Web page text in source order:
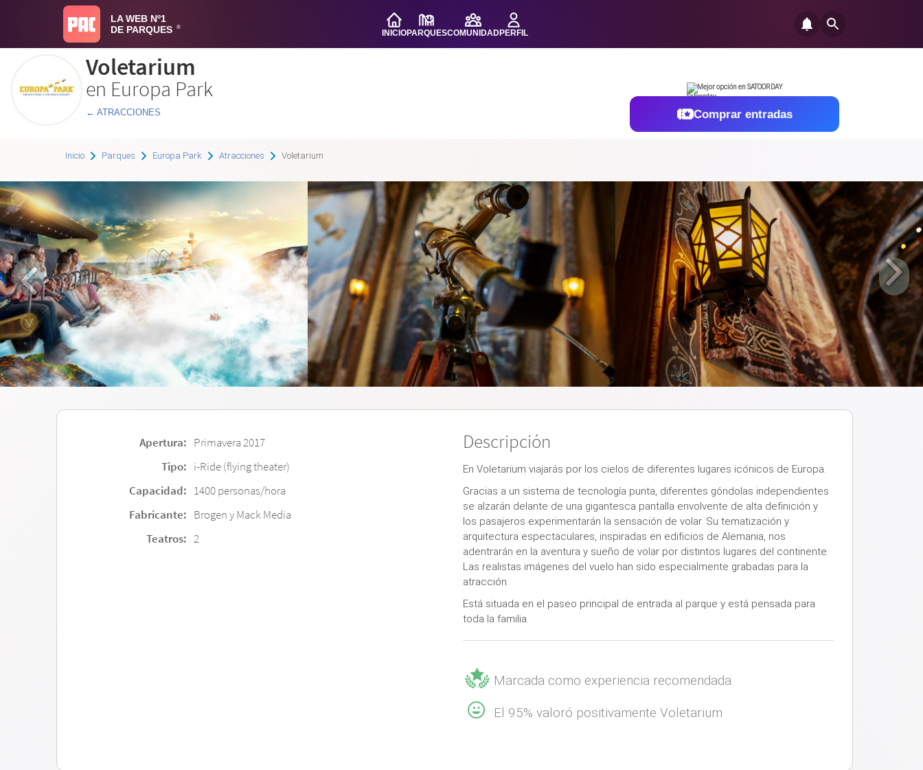
LA WEB Nº1
DE PARQUES
®
INICIOPARQUESCOMUNIDADPERFIL
Voletarium
en Europa Park
← ATRACCIONES
Mejor opción en SATOORDAY
Comprar entradas
Inicio Parques Europa Park Atracciones Voletarium
Apertura: Primavera 2017
Tipo: i-Ride (flying theater)
Capacidad: 1400 personas/hora
Fabricante: Brogen y Mack Media
Teatros: 2
Descripción
En Voletarium viajarás por los cielos de diferentes lugares icónicos de Europa.
Gracias a un sistema de tecnología punta, diferentes góndolas independientes
se alzarán delante de una gigantesca pantalla envolvente de alta definición y
los pasajeros experimentarán la sensación de volar. Su tematización y
arquitectura espectaculares, inspiradas en edificios de Alemania, nos
adentrarán en la aventura y sueño de volar por distintos lugares del continente.
Las realistas imágenes del vuelo han sido especialmente grabadas para la
atracción.
Está situada en el paseo principal de entrada al parque y está pensada para
toda la familia.
Marcada como experiencia recomendada
El 95% valoró positivamente Voletarium